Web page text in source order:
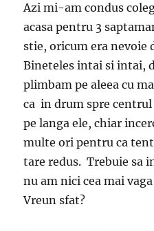
Azi mi-am condus
acasa pentru 3
stie, oricum era nevoie
Bineteles intai si intai,
plimbam pe aleea cu
ca in drum spre
pe langa ele, chiar
multe ori pentru ca
tare redus. Trebuie sa
nu am nici cea mai
Vreun sfat?